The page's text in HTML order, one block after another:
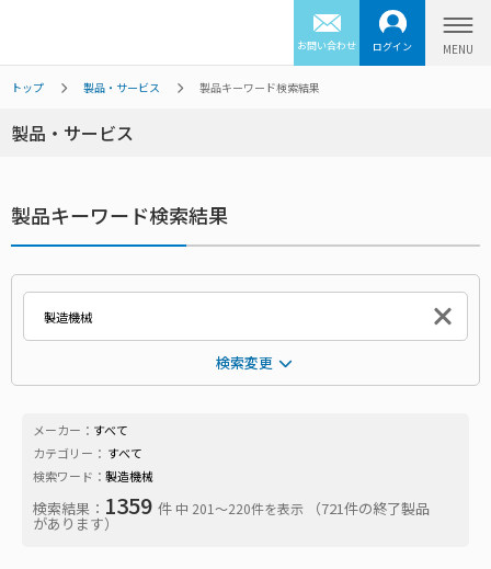
お問い合わせ ログイン
トップ 製品・サービス 製品キーワード検索結果
製品・サービス
製品キーワード検索結果
検索変更
メーカー： すべて
カテゴリー： すべて
検索ワード： 製造機械
検索結果： 1359 件 中 201〜220件を表示 （721件の終了製品
があります）